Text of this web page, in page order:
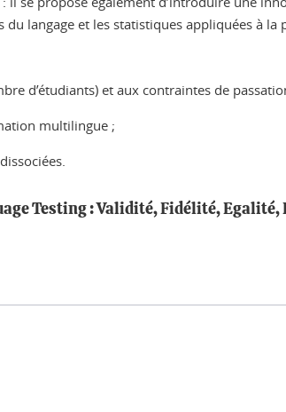
langage et les statistiques appliquées à la
d’étudiants) et aux contraintes de
multilingue ;
Testing : Validité, Fidélité, Egalité,